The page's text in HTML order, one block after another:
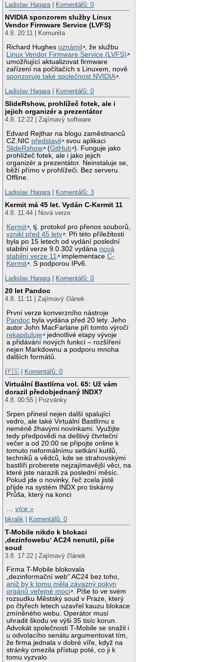
Ladislav Hagara
Komentářů: 0
NVIDIA sponzorem služby Linux
Vendor Firmware Service (LVFS)
4.8. 20:11 | Komunita
Richard Hughesoznámil
, že službu
Linux Vendor Firmware Service (LVFS)
umožňující aktualizovat firmware
zařízení na počítačích s Linuxem, nově
sponzoruje také společnost NVIDIA .
Ladislav Hagara | Komentářů: 0
SlideRshow, prohlížeč fotek, ale i
jejich organizér a prezentátor
4.8. 12:22 | Zajímavý software
Edvard Rejthar na blogu zaměstnanců
CZ.NIC představil
svou aplikaci
SlideRshow
(GitHub ). Funguje jako
prohlížeč fotek, ale i jako jejich
organizér a prezentátor. Neinstaluje se,
běží přímo v prohlížeči. Bez serveru.
Offline.
Ladislav Hagara | Komentářů: 3
Kermit má 45 let. Vydán C-Kermit 11
4.8. 11:44 | Nová verze
Kermit , tj. protokol pro přenos souborů,
vznikl před 45 lety . Při této příležitosti
byla po 15 letech od vydání poslední
stabilní verze 9.0.302 vydána nová
stabilní verze 11
implementaceC-
Kermit . S podporou IPv6.
Ladislav Hagara | Komentářů: 0
20 let Pandoc
4.8. 11:11 | Zajímavý článek
První verze konverzního nástroje
Pandoc byla vydána před 20 lety. Jeho
autor John MacFarlane při tomto výročí
rekapituluje
jednotlivé etapy vývoje
a přidávání nových funkcí – rozšíření
nejen Markdownu a podporu mnoha
dalších formátů.
|🇵🇸 | Komentářů: 0
Virtuální Bastlírna vol. 65: Už vám
dorazil předobjednaný INDX?
4.8. 00:55 | Pozvánky
Srpen přinesl nejen další spalující
vedro, ale také Virtuální Bastlírnu s
neméně žhavými novinkami. Využijte
tedy předpovědi na deštivý čtvrteční
večer a od 20:00 se připojte online k
tomuto neformálnímu setkání kutilů,
techniků a vědců, kde se strahovskými
bastlíři proberete nejzajímavější věci, na
které jste narazili za poslední měsíc.
Pokud jde o novinky, řeč zcela jistě
přijde na systém INDX pro tiskárny
Průša, který na konci
…více »
bkralik
Komentářů: 0
T-Mobile nikdo k blokaci
‚dezinfowebu‘ AC24 nenutil, píše
soud
3.8. 17:22 | Zajímavý článek
Firma T-Mobile blokovala
„dezinformační web“ AC24 bez toho,
aniž by k tomu měla závazný pokyn
orgánů veřejné moci . Píše to ve svém
rozsudku Městský soud v Praze, který
po čtyřech letech uzavřel kauzu blokace
zmíněného webu. Operátor musí
uhradit škodu ve výši 35 tisíc korun.
Advokát společnosti T-Mobile se snažil i
u odvolacího senátu argumentovat tím,
že firma jednala v dobré víře, když na
stránky omezila přístup poté, co ji k
tomu vyzvalo